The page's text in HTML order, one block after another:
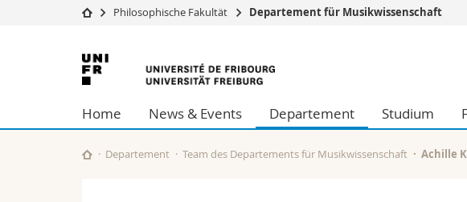
Universität
Studium
Forschung
Universität
Weiterbildung
Wirtschafts- und
Philosophische Fak.
Fak. für Erziehungs- und
Philosophische Fakultät Departement für Musikwissenschaft
Universität
Freiburg
Home News & Events Departement Studium
Departement Team des Departements für Musikwissenschaft Achille